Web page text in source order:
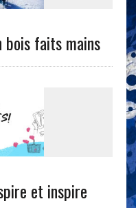
bois faits mains
et inspire